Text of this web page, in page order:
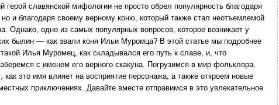
герой славянской мифологии не просто обрел популярность благодаря
и благодаря своему верному коню, который также стал неотъемлемой
Однако, одно из самых популярных вопросов, которое возникает у
былин — как звали коня Ильи Муромца? В этой статье мы подробнее
Илья Муромец, как складывался его путь к славе, и, что
с именем его верного скакуна. Погрузимся в мир фольклора,
как это имя влияет на восприятие персонажа, а также откроем новые
приключениях. Давайте вместе отправимся в это увлекательное